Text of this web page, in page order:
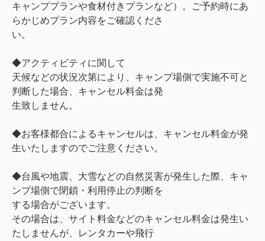
キャンププランや⾷材付きプランなど）。ご予約時にあ
らかじめプラン内容をご確認くださ
い。
◆アクティビティに関して
天候などの状況次第により、キャンプ場側で実施不可と
判断した場合、キャンセル料⾦は発
⽣致しません。
◆お客様都合によるキャンセルは、キャンセル料⾦が発
⽣いたしますのでご注意ください。
◆台⾵や地震、⼤雪などの⾃然災害が発⽣した際、キャ
ンプ場側で閉鎖・利⽤停⽌の判断を
する場合がございます。
その場合は、サイト料⾦などのキャンセル料⾦は発⽣い
たしませんが、レンタカーや⾶⾏